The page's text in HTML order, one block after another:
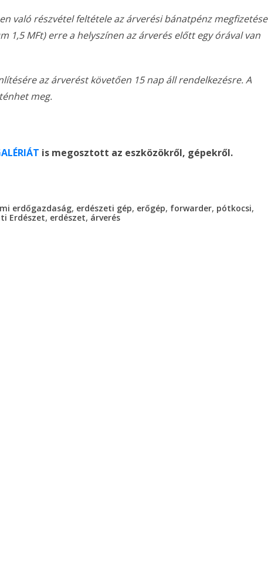
való részvétel feltétele az árverési bánatpénz megfizetése
1,5 MFt) erre a helyszínen az árverés előtt egy órával van
az árverést követően 15 nap áll rendelkezésre. A
meg.
is megosztott az eszközökről, gépekről.
erdőgazdaság, erdészeti gép, erőgép, forwarder, pótkocsi,
Erdészet, erdészet, árverés